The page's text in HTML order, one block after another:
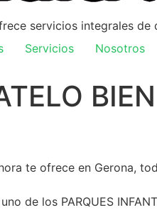
servicios integrales de
Servicios Nosotros
te ofrece en Gerona,
de los PARQUES